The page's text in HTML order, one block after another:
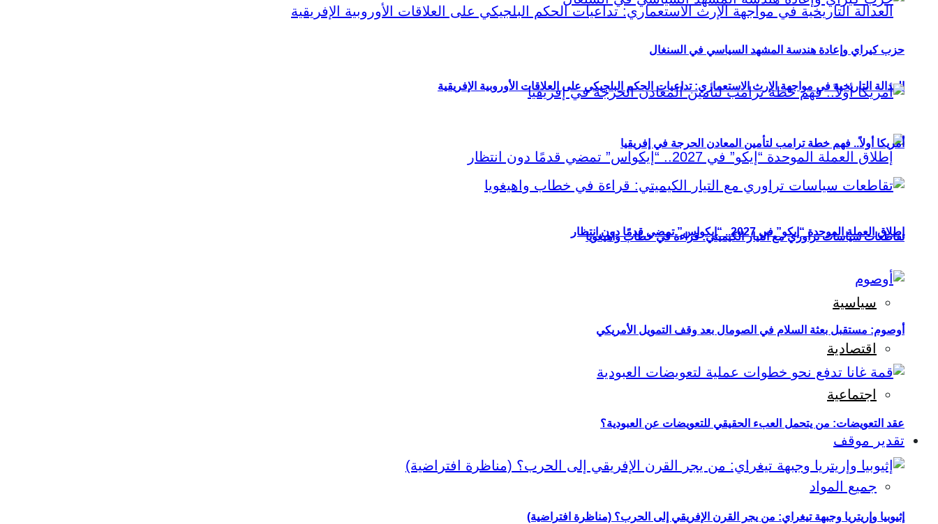
العدالة التاريخية في مواجهة الإرث الاستعماري: تداعيات الحكم البلجيكي على العلاقات الأوروبية الإفريقية
إطلاق العملة الموحدة “إيكو” في 2027.. “إيكواس” تمضي قدمًا دون انتظار
سياسية
اقتصادية
اجتماعية
تقدير موقف
جميع المواد
حزب كيراي وإعادة هندسة المشهد السياسي في السنغال
أمريكا أولاً.. فهم خطة ترامب لتأمين المعادن الحرجة في إفريقيا
تقاطعات سياسات تراوري مع التيار الكيميتي: قراءة في خطاب واهيغويا
أوصوم: مستقبل بعثة السلام في الصومال بعد وقف التمويل الأمريكي
عقد التعويضات: من يتحمل العبء الحقيقي للتعويضات عن العبودية؟
إثيوبيا وإريتريا وجبهة تيغراي: من يجر القرن الإفريقي إلى الحرب؟ (مناظرة افتراضية)